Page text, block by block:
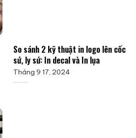
So sánh 2 kỹ thuật in logo lên cốc
sứ, ly sứ: In decal và In lụa
Tháng 9 17, 2024